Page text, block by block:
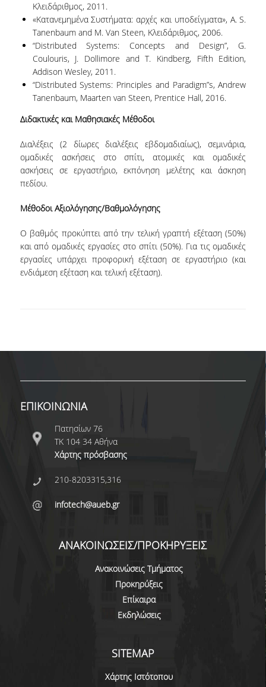
ΣΕΜΙΝΑΡΙΑ & ΕΚΔΗΛΩΣΕΙΣ
ΔΙΑΚΕΚΡΙΜΕΝΕΣ ΟΜΙΛΙΕΣ
ΟΡΚΟΜΩΣΙΕΣ
ΔΙΑΣΦΑΛΙΣΗ ΠΟΙΟΤΗΤΑΣ
ΠΟΛΙΤΙΚΗ ΠΟΙΟΤΗΤΑΣ
ΣΤΡΑΤΗΓΙΚΗ ΠΠΣ
ΔΕΔΟΜΕΝΑ ΠΟΙΟΤΗΤΑΣ
ΑΞΙΟΛΟΓΗΣΗ
ΑΠΟ ΠΡΟΠΤΥΧΙΑΚΟΥΣ ΦΟΙΤΗΤΕΣ
ΑΠΟ ΤΕΛΕΙΟΦΟΙΤΟΥΣ
ΕΡΕΥΝΗΤΙΚΑ ΕΡΓΑ
ΜΕΤΑΔΙΔΑΚΤΟΡΙΚΗ ΕΡΕΥΝΑ
ΣΤΑΔΙΟΔΡΟΜΙΑ
ΓΡΑΦΕΙΟ ΔΙΑΣΥΝΔΕΣΗΣ
ΑΝΑΚΟΙΝΩΣΕΙΣ
ΣΗΜΑΝΤΙΚΕΣ ΔΙΑΚΡΙΣΕΙΣ
ΠΡΟΚΗΡΥΞΕΙΣ ΑΠΟΚΤΗΣΗΣ
Κλειδάριθμος, 2011.
«Κατανεμημένα Συστήματα: αρχές και υποδείγματα», A. S.
Tanenbaum and M. Van Steen, Κλειδάριθμος, 2006.
“Distributed Systems: Concepts and Design”, G.
Coulouris, J. Dollimore and T. Kindberg, Fifth Edition,
Addison Wesley, 2011.
“Distributed Systems: Principles and Paradigm”s, Andrew
Tanenbaum, Maarten van Steen, Prentice Hall, 2016.
Διδακτικές και Μαθησιακές Μέθοδοι
Διαλέξεις (2 δίωρες διαλέξεις εβδομαδιαίως), σεμινάρια,
ομαδικές ασκήσεις στο σπίτι, ατομικές και ομαδικές
ασκήσεις σε εργαστήριο, εκπόνηση μελέτης και άσκηση
πεδίου.
Μέθοδοι Αξιολόγησης/Βαθμολόγησης
O βαθμός προκύπτει από την τελική γραπτή εξέταση (50%)
και από ομαδικές εργασίες στο σπίτι (50%). Για τις ομαδικές
εργασίες υπάρχει προφορική εξέταση σε εργαστήριο (και
ενδιάμεση εξέταση και τελική εξέταση).
ΕΠΙΚΟΙΝΩΝΙΑ
Πατησίων 76
ΤΚ 104 34 Αθήνα
Χάρτης πρόσβασης
210-8203315,316
infotech@aueb.gr
ΑΝΑΚΟΙΝΩΣΕΙΣ/ΠΡΟΚΗΡΥΞΕΙΣ
Ανακοινώσεις Τμήματος
Προκηρύξεις
Επίκαιρα
Εκδηλώσεις
SITEMAP
Χάρτης Ιστότοπου